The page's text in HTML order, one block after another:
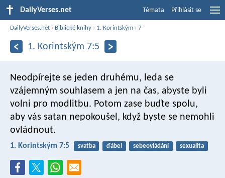
DailyVerses.net Témata Přihlásit se
DailyVerses.net › Biblické knihy › 1. Korintským ›7
1. Korintským 7:5
Neodpírejte se jeden druhému, leda se
vzájemným souhlasem a jen na čas, abyste byli
volni pro modlitbu. Potom zase buďte spolu,
aby vás satan nepokoušel, když byste se nemohli
ovládnout.
1. Korintským 7:5 svatba ďábel sebeovládání sexualita